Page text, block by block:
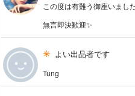
この度は有難う御座いまし
無言即決歓迎✨
よい出品者です
Tung